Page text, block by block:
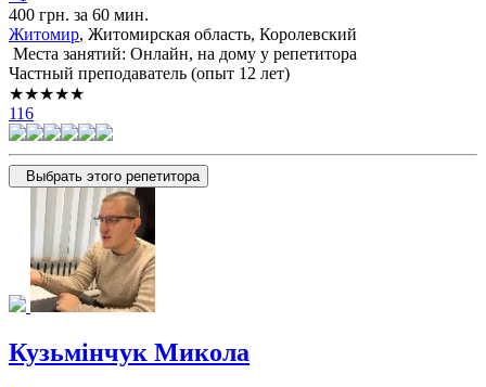
400 грн. за 60 мин.
Житомир, Житомирская область, Королевский
Места занятий: Онлайн, на дому у репетитора
Частный преподаватель (опыт 12 лет)
★★★★★
116
Выбрать этого репетитора
Кузьмінчук Микола